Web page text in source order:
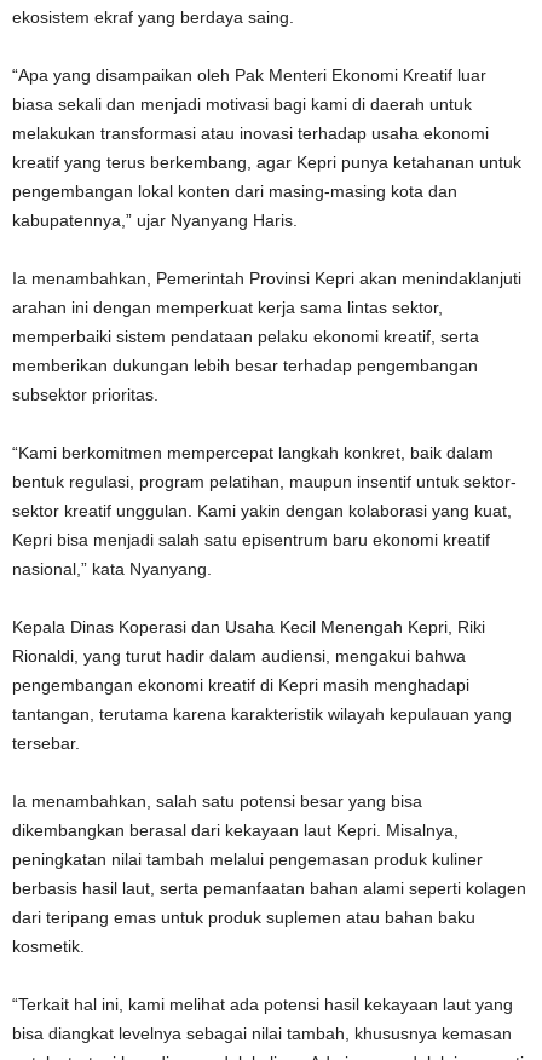
ekosistem ekraf yang berdaya saing.
“Apa yang disampaikan oleh Pak Menteri Ekonomi Kreatif luar
biasa sekali dan menjadi motivasi bagi kami di daerah untuk
melakukan transformasi atau inovasi terhadap usaha ekonomi
kreatif yang terus berkembang, agar Kepri punya ketahanan untuk
pengembangan lokal konten dari masing-masing kota dan
kabupatennya,” ujar Nyanyang Haris.
Ia menambahkan, Pemerintah Provinsi Kepri akan menindaklanjuti
arahan ini dengan memperkuat kerja sama lintas sektor,
memperbaiki sistem pendataan pelaku ekonomi kreatif, serta
memberikan dukungan lebih besar terhadap pengembangan
subsektor prioritas.
“Kami berkomitmen mempercepat langkah konkret, baik dalam
bentuk regulasi, program pelatihan, maupun insentif untuk sektor-
sektor kreatif unggulan. Kami yakin dengan kolaborasi yang kuat,
Kepri bisa menjadi salah satu episentrum baru ekonomi kreatif
nasional,” kata Nyanyang.
Kepala Dinas Koperasi dan Usaha Kecil Menengah Kepri, Riki
Rionaldi, yang turut hadir dalam audiensi, mengakui bahwa
pengembangan ekonomi kreatif di Kepri masih menghadapi
tantangan, terutama karena karakteristik wilayah kepulauan yang
tersebar.
Ia menambahkan, salah satu potensi besar yang bisa
dikembangkan berasal dari kekayaan laut Kepri. Misalnya,
peningkatan nilai tambah melalui pengemasan produk kuliner
berbasis hasil laut, serta pemanfaatan bahan alami seperti kolagen
dari teripang emas untuk produk suplemen atau bahan baku
kosmetik.
“Terkait hal ini, kami melihat ada potensi hasil kekayaan laut yang
bisa diangkat levelnya sebagai nilai tambah, khususnya kemasan